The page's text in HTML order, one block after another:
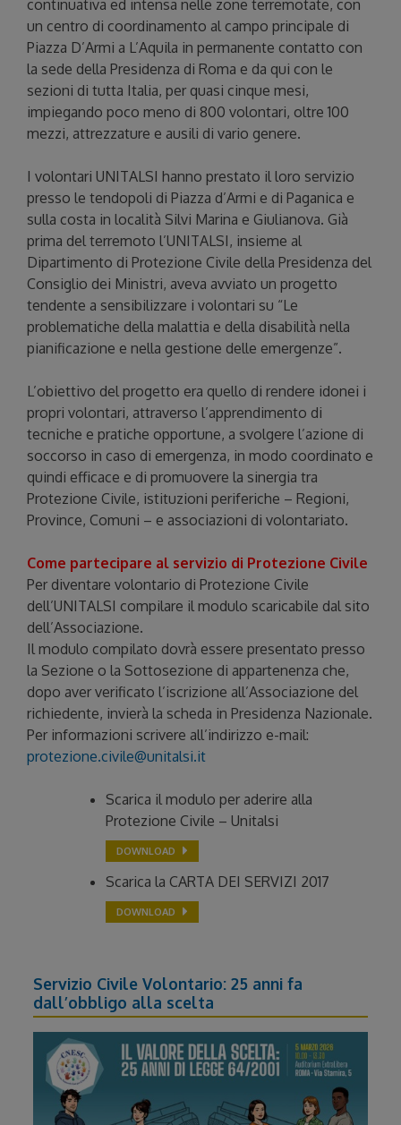
continuativa ed intensa nelle zone terremotate, con
un centro di coordinamento al campo principale di
Piazza D’Armi a L’Aquila in permanente contatto con
la sede della Presidenza di Roma e da qui con le
sezioni di tutta Italia, per quasi cinque mesi,
impiegando poco meno di 800 volontari, oltre 100
mezzi, attrezzature e ausili di vario genere.
I volontari UNITALSI hanno prestato il loro servizio
presso le tendopoli di Piazza d’Armi e di Paganica e
sulla costa in località Silvi Marina e Giulianova. Già
prima del terremoto l’UNITALSI, insieme al
Dipartimento di Protezione Civile della Presidenza del
Consiglio dei Ministri, aveva avviato un progetto
tendente a sensibilizzare i volontari su “Le
problematiche della malattia e della disabilità nella
pianificazione e nella gestione delle emergenze”.
L’obiettivo del progetto era quello di rendere idonei i
propri volontari, attraverso l’apprendimento di
tecniche e pratiche opportune, a svolgere l’azione di
soccorso in caso di emergenza, in modo coordinato e
quindi efficace e di promuovere la sinergia tra
Protezione Civile, istituzioni periferiche – Regioni,
Province, Comuni – e associazioni di volontariato.
Come partecipare al servizio di Protezione Civile
Per diventare volontario di Protezione Civile
dell’UNITALSI compilare il modulo scaricabile dal sito
dell’Associazione.
Il modulo compilato dovrà essere presentato presso
la Sezione o la Sottosezione di appartenenza che,
dopo aver verificato l’iscrizione all’Associazione del
richiedente, invierà la scheda in Presidenza Nazionale.
Per informazioni scrivere all’indirizzo e-mail:
protezione.civile@unitalsi.it
Scarica il modulo per aderire alla
Protezione Civile – Unitalsi
DOWNLOAD
Scarica la CARTA DEI SERVIZI 2017
DOWNLOAD
Servizio Civile Volontario: 25 anni fa
dall’obbligo alla scelta